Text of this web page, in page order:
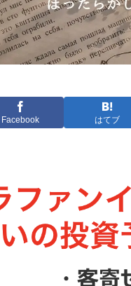
Facebook はてブ